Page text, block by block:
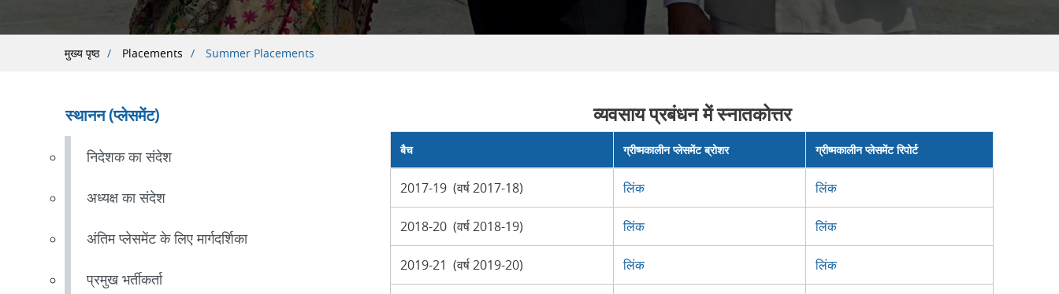
पग
मुख्य पृष्ठ Placements Summer Placements
स्थानन (प्लेसमेंट)
निदेशक का संदेश
अध्यक्ष का संदेश
अंतिम प्लेसमेंट के लिए मार्गदर्शिका
प्रमुख भर्तीकर्ता
व्यवसाय प्रबंधन में स्नातकोत्तर
बैच ग्रीष्मकालीन प्लेसमेंट ब्रोशर ग्रीष्मकालीन प्लेसमेंट रिपोर्ट
2017-19 (वर्ष 2017-18) लिंक लिंक
2018-20 (वर्ष 2018-19) लिंक लिंक
2019-21 (वर्ष 2019-20) लिंक लिंक